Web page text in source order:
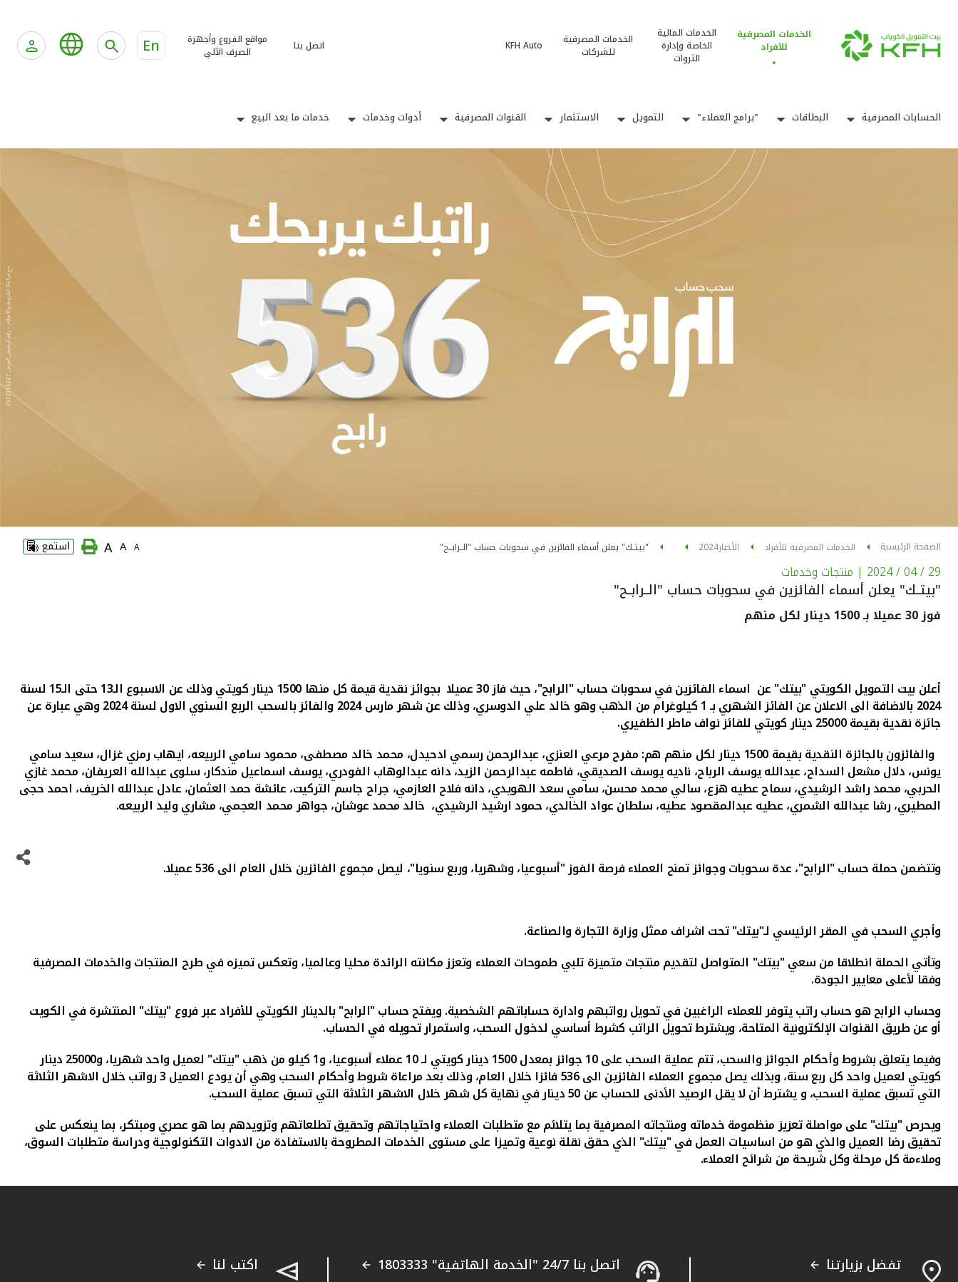
الخدمات المصرفية
للأفراد
الخدمات المالية
الخاصة وإدارة
الثروات
الخدمات المصرفية
للشركات
KFH Auto اتصل بنا
مواقع الفروع وأجهزة
الصرف الآلي
En
الحسابات المصرفية البطاقات "برامج العملاء" التمويل الاستثمار القنوات المصرفية أدوات وخدمات خدمات ما بعد البيع
الصفحة الرئيسية الخدمات المصرفية للأفراد الأخبار2024 "بيتــك" يعلن أسماء الفائزين في سحوبات حساب "الــرابــح" A
A
A استمع
29 / 04 / 2024 | منتجات وخدمات
"بيتــك" يعلن أسماء الفائزين في سحوبات حساب "الــرابــح"
فوز 30 عميلا بـ 1500 دينار لكل منهم
أعلن بيت التمويل الكويتي "بيتك" عن اسماء الفائزين في سحوبات حساب "الرابح"، حيث فاز 30 عميلا بجوائز نقدية قيمة كل منها 1500 دينار كويتي وذلك عن الاسبوع الـ13 حتى الـ 15 لسنة
2024 بالاضافة الى الاعلان عن الفائز الشهري بـ 1 كيلوغرام من الذهب وهو خالد علي الدوسري، وذلك عن شهر مارس 2024 والفائز بالسحب الربع السنوي الاول لسنة 2024 وهي عبارة عن
جائزة نقدية بقيمة25000دينار كويتي للفائز نواف ماطر الظفيري.
والفائزون بالجائزة النقدية بقيمة 1500 دينار لكل منهم هم
:مفرح مرعي العنزي، عبدالرحمن رسمي ادحيدل، محمد خالد مصطفى، محمود سامي الربيعه، ايهاب رمزي غزال، سعيد سامي
يونس، دلال مشعل السداح، عبدالله يوسف الرباح، ناديه يوسف الصديقي، فاطمه عبدالرحمن الزيد، دانه عبدالوهاب الفودري، يوسف اسماعيل مندكار، سلوى عبدالله العريفان، محمد غازي
الحربي، محمد راشد الرشيدي، سماح عطيه هزع، سالي محمد محسن، سامي سعد الهويدي، دانه فلاح العازمي، جراح جاسم التركيت، عائشة حمد العثمان، عادل عبدالله الخريف، احمد حجى
المطيري، رشا عبدالله الشمري، عطيه عبدالمقصود عطيه، سلطان عواد الخالدي، حمود ارشيد الرشيدي، خالد محمد عوشان، جواهر محمد العجمي، مشاري وليد الربيعه.
وتتضمن حملة حساب "الرابح"، عدة سحوبات وجوائز تمنح العملاء فرصة الفوز "أسبوعيا، وشهريا، وربع سنويا"، ليصل مجموع الفائزين خلال العام الى 536 عميلا.
وأجري السحب في المقر الرئيسي لـ"بيتك" تحت اشراف ممثل وزارة التجارة والصناعة.
وتأتي الحملة انطلاقا من سعي "بيتك" المتواصل لتقديم منتجات متميزة تلبي طموحات العملاء وتعزز مكانته الرائدة محليا وعالميا، وتعكس تميزه في طرح المنتجات والخدمات المصرفية
وفقا لأعلى معايير الجودة.
وحساب الرابح هو حساب راتب يتوفر للعملاء الراغبين في تحويل رواتبهم وادارة حساباتهم الشخصية. ويفتح حساب "الرابح" بالدينار الكويتي للأفرادعبر فروع "بيتك" المنتشرة في الكويت
أو عن طريق القنوات الإلكترونية المتاحة، ويشترط تحويل الراتب كشرط أساسي لدخول السحب، واستمرار تحويله في الحساب.
وفيما يتعلق بشروط وأحكام الجوائز والسحب، تتم عملية السحب على 10 جوائز بمعدل 1500 دينار كويتي لـ 10 عملاء أسبوعيا، و1 كيلو من ذهب "بيتك" لعميل واحد شهريا، و25000 دينار
كويتي لعميل واحد كل ربع سنة، وبذلك يصل مجموع العملاء الفائزين الى 536 فائزا خلال العام، وذلك بعد مراعاة شروط وأحكام السحب وهي أن يودع العميل 3 رواتب خلال الاشهر الثلاثة
التي تسبق عملية السحب، و يشترط أن لا يقل الرصيد الأدنى للحساب عن 50 دينار في نهاية كل شهر خلال الاشهر الثلاثة التي تسبق عملية السحب.
ويحرص "بيتك" على مواصلة تعزيز منظمومة خدماته ومنتجاته المصرفية بما يتلائم مع متطلبات العملاء واحتياجاتهم وتحقيق تطلعاتهم وتزويدهم بما هو عصري ومبتكر، بما ينعكس على
تحقيق رضا العميل والذي هو من اساسيات العمل في "بيتك" الذي حقق نقلة نوعية وتميزا على مستوى الخدمات المطروحة بالاستفادة من الادوات التكنولوجية ودراسة متطلبات السوق،
وملاءمة كل مرحلة وكل شريحة من شرائح العملاء.
تفضل بزيارتنا اتصل بنا 24/7 "الخدمة الهاتفية" 1803333 اكتب لنا